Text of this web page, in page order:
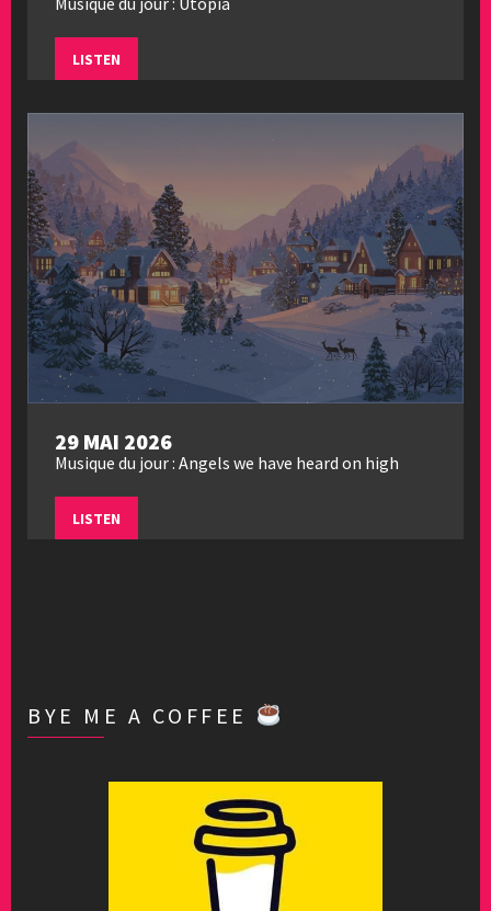
LISTEN
29 MAI 2026
Musique du jour : Angels we have heard on high
LISTEN
BYE ME A COFFEE